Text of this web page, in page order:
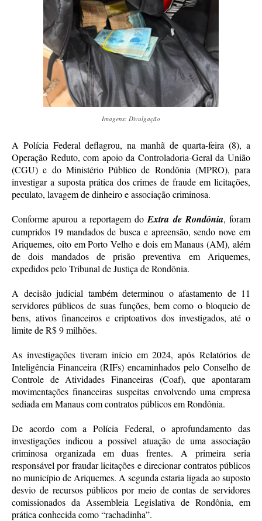
Imagens: Divulgação
A Polícia Federal deflagrou, na manhã de quarta-feira (8), a
Operação Reduto, com apoio da Controladoria-Geral da União
(CGU) e do Ministério Público de Rondônia (MPRO), para
investigar a suposta prática dos crimes de fraude em licitações,
peculato, lavagem de dinheiro e associação criminosa.
Conforme apurou a reportagem doExtra de Rondônia, foram
cumpridos 19 mandados de busca e apreensão, sendo nove em
Ariquemes, oito em Porto Velho e dois em Manaus (AM), além
de dois mandados de prisão preventiva em Ariquemes,
expedidos pelo Tribunal de Justiça de Rondônia.
A decisão judicial também determinou o afastamento de 11
servidores públicos de suas funções, bem como o bloqueio de
bens, ativos financeiros e criptoativos dos investigados, até o
limite de R$ 9 milhões.
As investigações tiveram início em 2024, após Relatórios de
Inteligência Financeira (RIFs) encaminhados pelo Conselho de
Controle de Atividades Financeiras (Coaf), que apontaram
movimentações financeiras suspeitas envolvendo uma empresa
sediada em Manaus com contratos públicos em Rondônia.
De acordo com a Polícia Federal, o aprofundamento das
investigações indicou a possível atuação de uma associação
criminosa organizada em duas frentes. A primeira seria
responsável por fraudar licitações e direcionar contratos públicos
no município de Ariquemes. A segunda estaria ligada ao suposto
desvio de recursos públicos por meio de contas de servidores
comissionados da Assembleia Legislativa de Rondônia, em
prática conhecida como “rachadinha”.